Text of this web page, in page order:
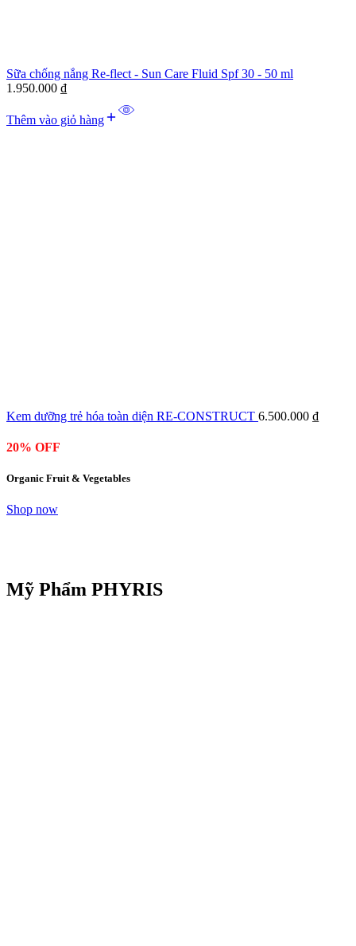
Sữa chống nắng Re-flect - Sun Care Fluid Spf 30 - 50 ml
1.950.000 ₫
Thêm vào giỏ hàng
Kem dưỡng trẻ hóa toàn diện RE-CONSTRUCT 6.500.000 ₫
20% OFF
Organic Fruit & Vegetables
Shop now
Mỹ Phẩm PHYRIS